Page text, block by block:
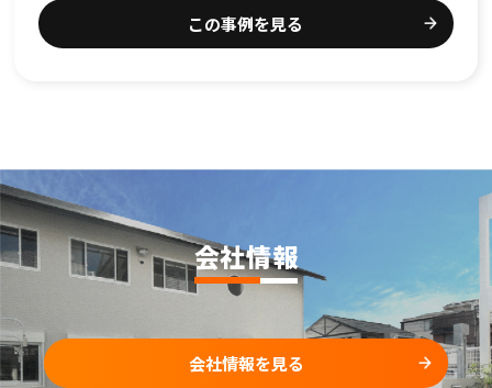
この事例を見る
会社情報
会社情報を見る